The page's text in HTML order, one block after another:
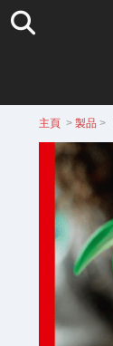
主頁 > 製品 >